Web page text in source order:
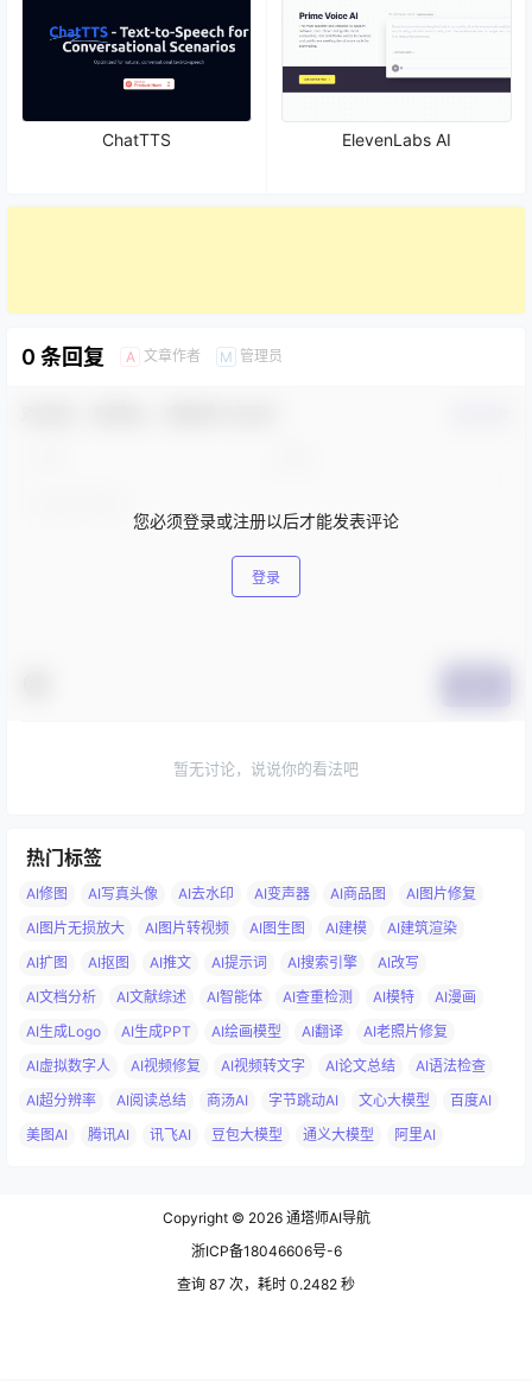
ChatTTS ElevenLabs AI
0 条回复 A 文章作者 M 管理员
您必须登录或注册以后才能发表评论
登录
暂无讨论，说说你的看法吧
热门标签
AI修图 AI写真头像 AI去水印 AI变声器 AI商品图
AI图片修复
AI图片无损放大
AI图片转视频 AI图生图 AI建模
AI建筑渲染
AI扩图
AI抠图 AI推文 AI提示词 AI搜索引擎
AI改写
AI文档分析
AI文献综述 AI智能体 AI查重检测 AI模特
AI漫画
AI生成Logo
AI生成PPT AI绘画模型 AI翻译
AI老照片修复
AI虚拟数字人
AI视频修复 AI视频转文字 AI论文总结
AI语法检查
AI超分辨率
AI阅读总结 商汤AI 字节跳动AI 文心大模型
百度AI
美图AI
腾讯AI 讯飞AI 豆包大模型 通义大模型 阿里AI
Copyright © 2026通塔师AI导航
浙ICP备18046606号-6
查询 87 次，耗时 0.2482 秒